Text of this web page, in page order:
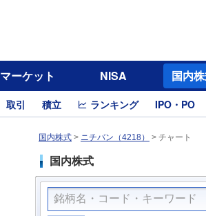
マーケット NISA 国内
取引 積立 ランキング IPO・PO
国内株式 > ニチバン（4218） > チャート
国内株式